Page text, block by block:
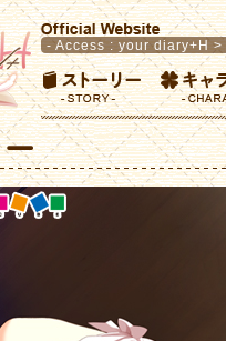
- Access : your diary+H >